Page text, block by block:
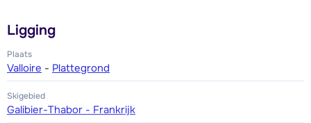
Ligging
Plaats
Valloire - Plattegrond
Skigebied
Galibier-Thabor - Frankrijk